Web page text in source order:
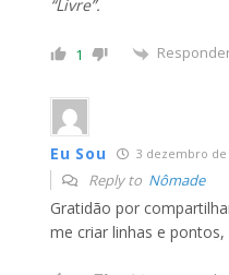
“Livre”.
1
Eu Sou 3 dezembro de
Reply to Nômade
Gratidão por
me criar linhas e pontos,